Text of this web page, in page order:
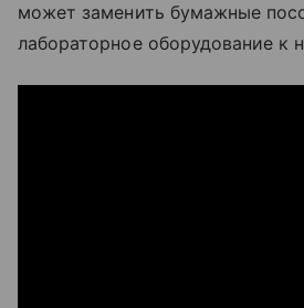
может заменить бумажные
лабораторное оборудование к